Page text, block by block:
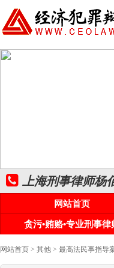
上海刑事律师杨
网站首页
贪污•贿赂•专业刑事律
网站首页 > 其他 > 最高法民事指导